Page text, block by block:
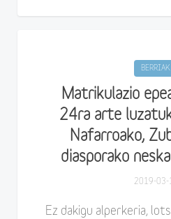
BERRIAK
Matrikulazio
24ra arte
Nafarroako,
diasporako
2019-03-
Ez dakigu alperkeria,